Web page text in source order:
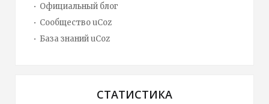
Официальный блог
Сообщество uCoz
База знаний uCoz
СТАТИСТИКА